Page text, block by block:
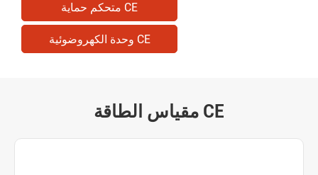
متحكم حماية CE
وحدة الكهروضوئية CE
مقياس الطاقة CE